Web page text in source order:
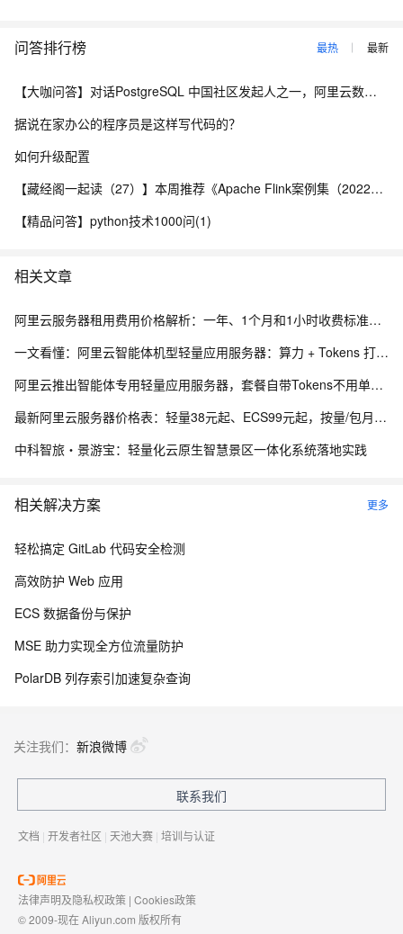
问答排行榜 最热 最新
【大咖问答】对话PostgreSQL 中国社区发起人之一，阿里云数据库高级专家 德哥
据说在家办公的程序员是这样写代码的？
如何升级配置
【藏经阁一起读（27）】本周推荐《Apache Flink案例集（2022版）》，你有哪些心得？
【精品问答】python技术1000问(1)
相关文章
阿里云服务器租用费用价格解析：一年、1个月和1小时收费标准，轻量、ECS和GPU实例规格族费用清单
一文看懂：阿里云智能体机型轻量应用服务器：算力 + Tokens 打包，部署 RAG 更划算
阿里云推出智能体专用轻量应用服务器，套餐自带Tokens不用单独买，首页5折优惠
最新阿里云服务器价格表：轻量38元起、ECS99元起，按量/包月/包年，新老用户同享优惠明细参考
中科智旅・景游宝：轻量化云原生智慧景区一体化系统落地实践
相关解决方案 更多
轻松搞定 GitLab 代码安全检测
高效防护 Web 应用
ECS 数据备份与保护
MSE 助力实现全方位流量防护
PolarDB 列存索引加速复杂查询
关注我们： 新浪微博
联系我们
文档 | 开发者社区 | 天池大赛 | 培训与认证
法律声明及隐私权政策 | Cookies政策
© 2009-现在 Aliyun.com 版权所有